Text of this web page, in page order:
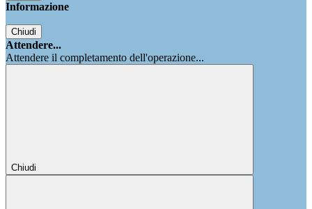
Informazione
Chiudi
Attendere...
Attendere il completamento dell'operazione...
Chiudi